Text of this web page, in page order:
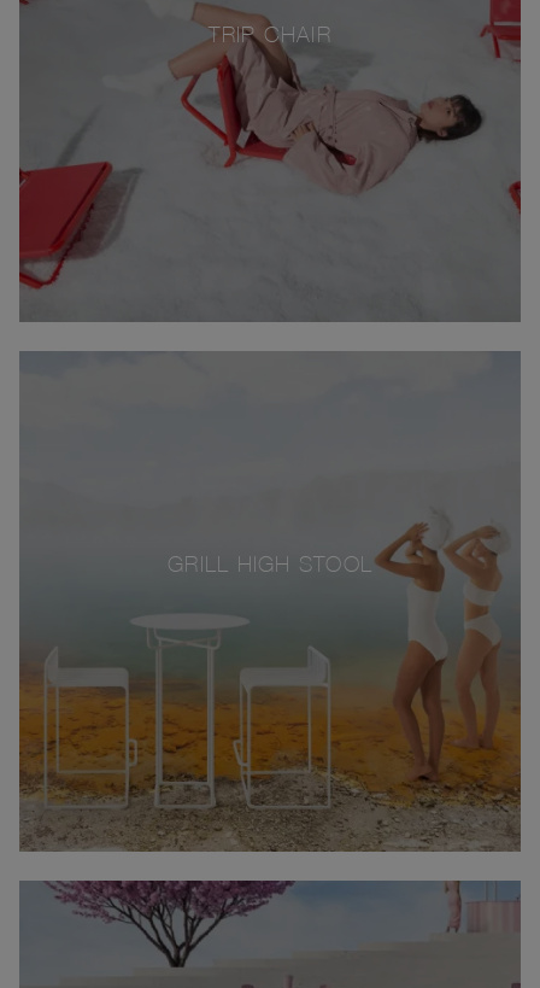
TRIP CHAIR
GRILL HIGH STOOL